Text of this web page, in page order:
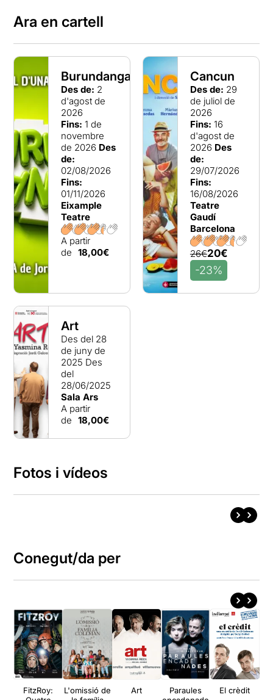
Ara en cartell
Burundanga
Des de: 2
d'agost de
2026
Fins: 1 de
novembre
de 2026 Des
de:
02/08/2026
Fins:
01/11/2026
Eixample
Teatre
A partir
de 18,00€
Cancun
Des de: 29
de juliol de
2026
Fins: 16
d'agost de
2026 Des
de:
29/07/2026
Fins:
16/08/2026
Teatre
Gaudí
Barcelona
26€20€
-23%
Art
Des del 28
de juny de
2025 Des
del
28/06/2025
Sala Ars
A partir
de 18,00€
Fotos i vídeos
Conegut/da per
FitzRoy:
L'omissió de
Art
Paraules
El crèdit